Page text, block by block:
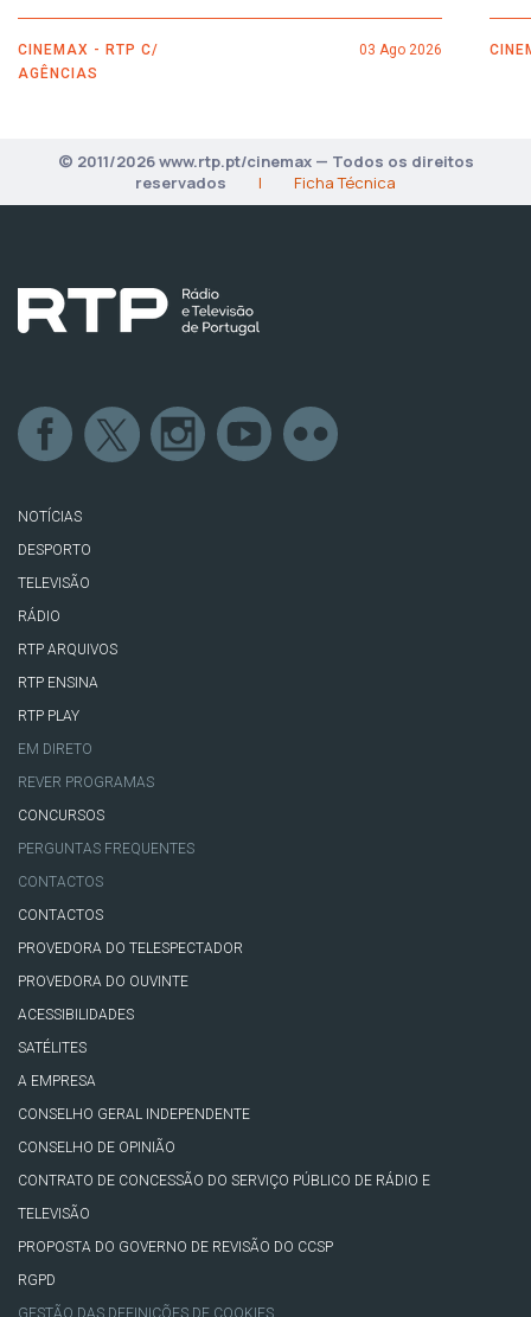
CINEMAX - RTP C/
AGÊNCIAS
03 Ago 2026
© 2011/2026 www.rtp.pt/cinemax — Todos os direitos
reservados
| Ficha Técnica
NOTÍCIAS
DESPORTO
TELEVISÃO
RÁDIO
RTP ARQUIVOS
RTP ENSINA
RTP PLAY
EM DIRETO
REVER PROGRAMAS
CONCURSOS
PERGUNTAS FREQUENTES
CONTACTOS
CONTACTOS
PROVEDORA DO TELESPECTADOR
PROVEDORA DO OUVINTE
ACESSIBILIDADES
SATÉLITES
A EMPRESA
CONSELHO GERAL INDEPENDENTE
CONSELHO DE OPINIÃO
CONTRATO DE CONCESSÃO DO SERVIÇO PÚBLICO DE RÁDIO E
TELEVISÃO
PROPOSTA DO GOVERNO DE REVISÃO DO CCSP
RGPD
GESTÃO DAS DEFINIÇÕES DE COOKIES